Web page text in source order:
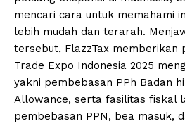
mencari cara untuk memahami
lebih mudah dan terarah.
tersebut, FlazzTax memberikan
Trade Expo Indonesia 2025
yakni pembebasan PPh Badan
Allowance, serta fasilitas fiskal
pembebasan PPN, bea masuk,